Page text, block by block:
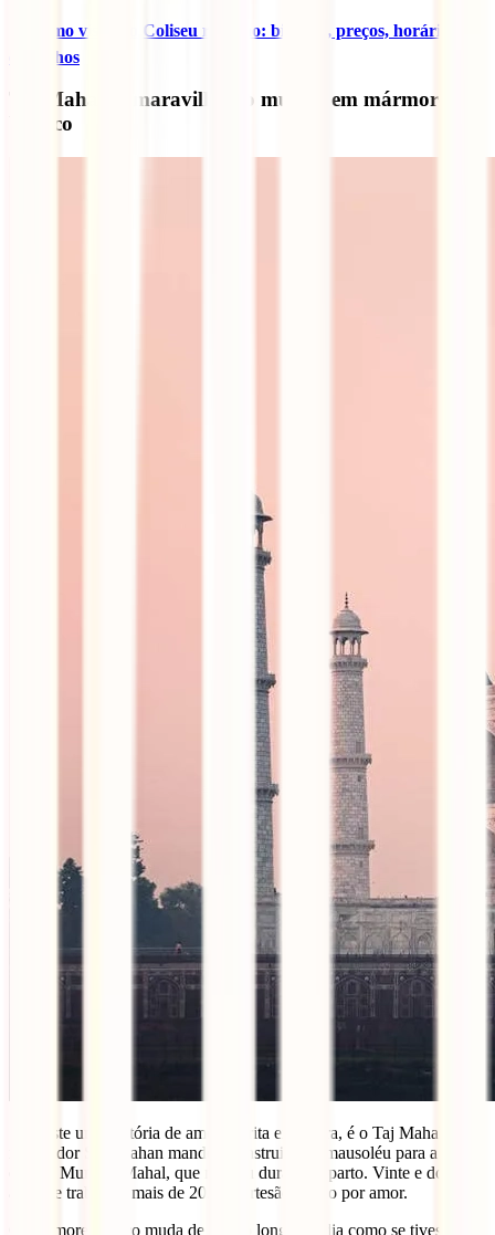
Como visitar o Coliseu romano: bilhetes, preços, horários e
conselhos
Taj Mahal: a maravilha do mundo em mármore
branco
Se existe uma história de amor escrita em pedra, é o Taj Mahal. O
imperador Shah Jahan mandou construir este mausoléu para a sua
esposa Mumtaz Mahal, que morreu durante o parto. Vinte e dois
anos de trabalho, mais de 20.000 artesãos, tudo por amor.
O mármore branco muda de cor ao longo do dia como se tivesse